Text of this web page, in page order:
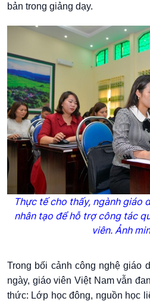
bản trong giảng dạy.
Thực tế cho thấy, ngành giáo
nhân tạo để hỗ trợ công tác
viên. Ảnh
Trong bối cảnh công nghệ giáo
ngày, giáo viên Việt Nam vẫn
thức: Lớp học đông, nguồn học